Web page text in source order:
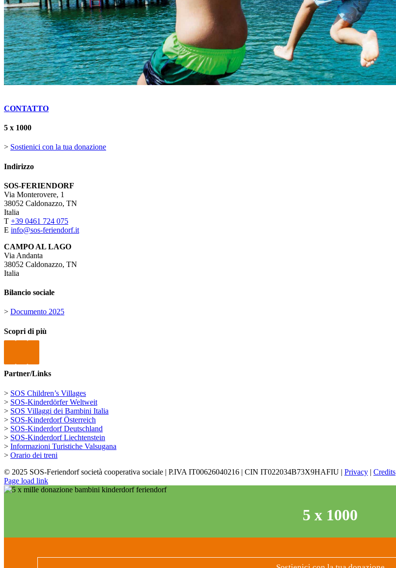
CONTATTO
5 x 1000
> Sostienici con la tua donazione
Indirizzo
SOS-FERIENDORF
Via Monterovere, 1
38052 Caldonazzo, TN
Italia
T +39 0461 724 075
E info@sos-feriendorf.it
CAMPO AL LAGO
Via Andanta
38052 Caldonazzo, TN
Italia
Bilancio sociale
> Documento 2025
Scopri di più
Partner/Links
> SOS Children’s Villages
> SOS-Kinderdörfer Weltweit
> SOS Villaggi dei Bambini Italia
> SOS-Kinderdorf Österreich
> SOS-Kinderdorf Deutschland
> SOS-Kinderdorf Liechtenstein
> Informazioni Turistiche Valsugana
> Orario dei treni
© 2025 SOS-Feriendorf società cooperativa sociale | P.IVA IT00626040216 | CIN IT022034B73X9HAFIU | Privacy | Credits
Page load link
5 x 1000